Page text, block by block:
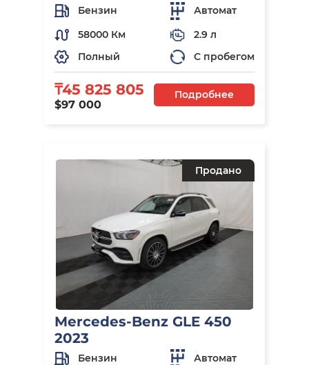
Бензин
Автомат
58000 Км
2.9 л
Полный
С пробегом
₸45 825 805
$97 000
Подробнее
Продано
Mercedes-Benz GLE 450
2023
Бензин
Автомат